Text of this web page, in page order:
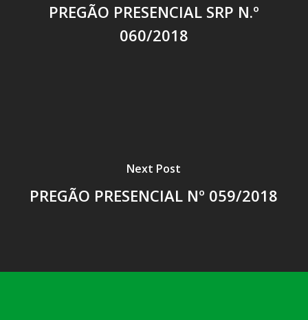
PREGÃO PRESENCIAL SRP N.º
060/2018
Next Post
PREGÃO PRESENCIAL Nº 059/2018